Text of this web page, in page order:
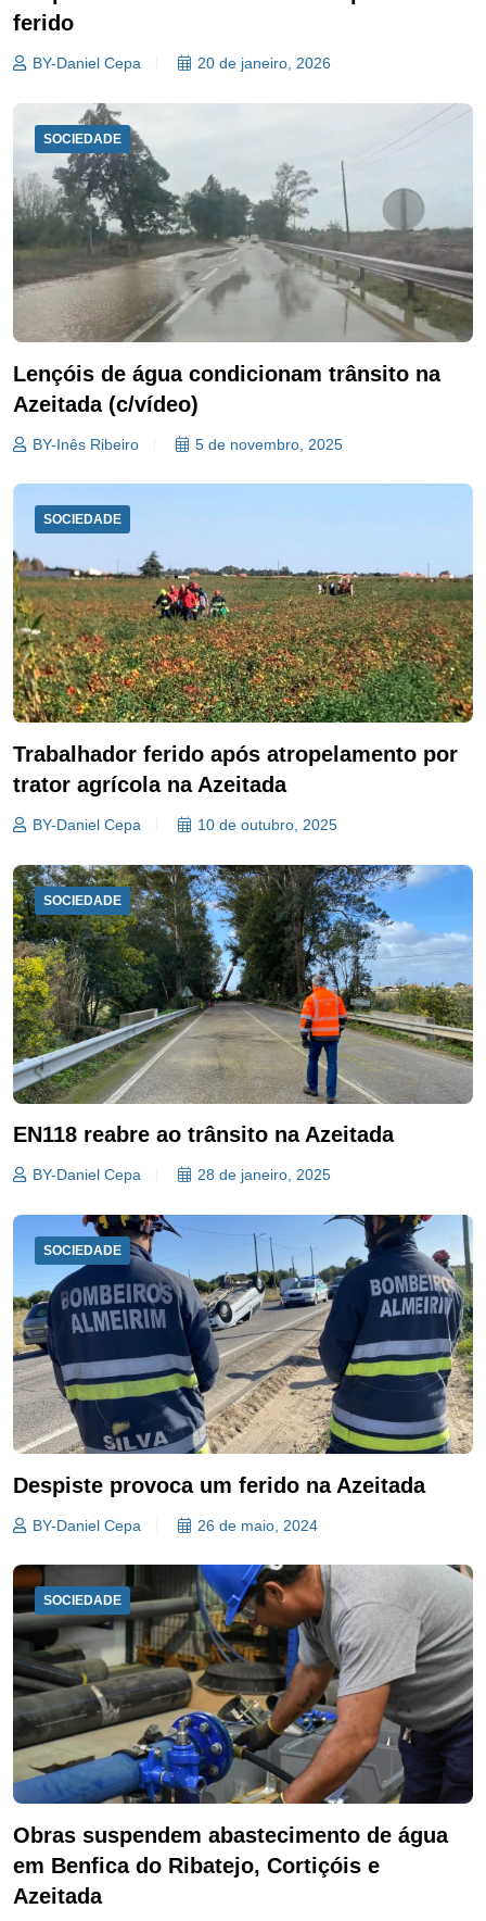
ferido
BY-Daniel Cepa 20 de janeiro, 2026
SOCIEDADE
Lençóis de água condicionam trânsito na
Azeitada (c/vídeo)
BY-Inês Ribeiro 5 de novembro, 2025
SOCIEDADE
Trabalhador ferido após atropelamento por
trator agrícola na Azeitada
BY-Daniel Cepa 10 de outubro, 2025
SOCIEDADE
EN118 reabre ao trânsito na Azeitada
BY-Daniel Cepa 28 de janeiro, 2025
SOCIEDADE
Despiste provoca um ferido na Azeitada
BY-Daniel Cepa 26 de maio, 2024
SOCIEDADE
Obras suspendem abastecimento de água
em Benfica do Ribatejo, Cortiçóis e
Azeitada